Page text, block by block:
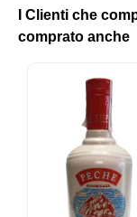
I Clienti che
comprato anche